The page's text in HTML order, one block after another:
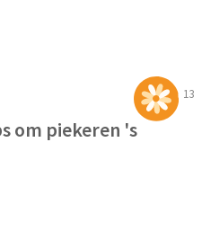
13
om piekeren 's